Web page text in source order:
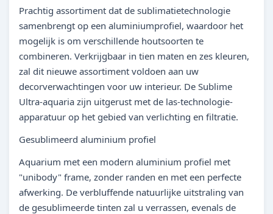
Prachtig assortiment dat de sublimatietechnologie
samenbrengt op een aluminiumprofiel, waardoor het
mogelijk is om verschillende houtsoorten te
combineren. Verkrijgbaar in tien maten en zes kleuren,
zal dit nieuwe assortiment voldoen aan uw
decorverwachtingen voor uw interieur. De Sublime
Ultra-aquaria zijn uitgerust met de las-technologie-
apparatuur op het gebied van verlichting en filtratie.
Gesublimeerd aluminium profiel
Aquarium met een modern aluminium profiel met
"unibody" frame, zonder randen en met een perfecte
afwerking. De verbluffende natuurlijke uitstraling van
de gesublimeerde tinten zal u verrassen, evenals de